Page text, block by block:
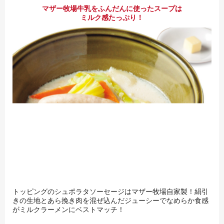
マザー牧場牛乳をふんだんに使ったスープは
ミルク感たっぷり！
トッピングのシュポラタソーセージはマザー牧場自家製！絹引
きの生地とあら挽き肉を混ぜ込んだジューシーでなめらか食感
がミルクラーメンにベストマッチ！